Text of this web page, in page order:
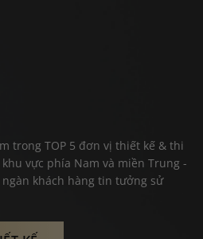
trong TOP 5 đơn vị thiết kế & thi
vực phía Nam và miền Trung -
khách hàng tin tưởng sử